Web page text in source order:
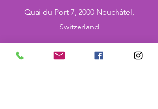
Quai du Port 7, 2000 Neuchâtel,
Switzerland
lequaiduport.ne@gmail.com